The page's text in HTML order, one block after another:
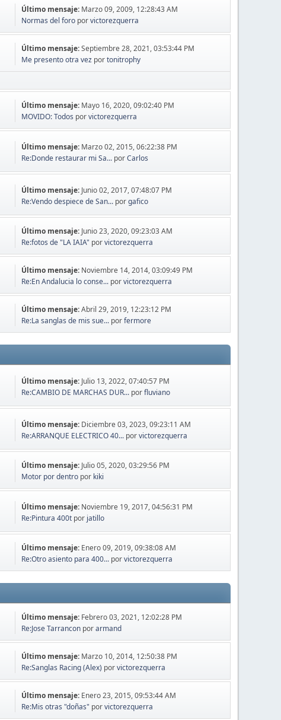
Último mensaje: Marzo 09, 2009, 12:28:43 AM
Normas del foro porvictorezquerra
Último mensaje:Septiembre 28, 2021, 03:53:44 PM
Me presento otra vez portonitrophy
Último mensaje: Mayo 16, 2020, 09:02:40 PM
MOVIDO: Todos porvictorezquerra
Último mensaje: Marzo 02, 2015, 06:22:38 PM
Re:Donde restaurar mi Sa... porCarlos
Último mensaje: Junio 02, 2017, 07:48:07 PM
Re:Vendo despiece de San... porgafico
Último mensaje: Junio 23, 2020, 09:23:03 AM
Re:fotos de "LA IAIA" porvictorezquerra
Último mensaje: Noviembre 14, 2014, 03:09:49 PM
Re:En Andalucia lo conse... porvictorezquerra
Último mensaje:Abril 29, 2019, 12:23:12 PM
Re:La sanglas de mis sue... porfermore
Último mensaje: Julio 13, 2022, 07:40:57 PM
Re:CAMBIO DE MARCHAS DUR... porfluviano
Último mensaje: Diciembre 03, 2023, 09:23:11 AM
Re:ARRANQUE ELECTRICO 40... porvictorezquerra
Último mensaje: Julio 05, 2020, 03:29:56 PM
Motor por dentro por kiki
Último mensaje: Noviembre 19, 2017, 04:56:31 PM
Re:Pintura 400t por jatillo
Último mensaje: Enero 09, 2019, 09:38:08 AM
Re:Otro asiento para 400... porvictorezquerra
Último mensaje: Febrero 03, 2021, 12:02:28 PM
Re:Jose Tarrancon porarmand
Último mensaje: Marzo 10, 2014, 12:50:38 PM
Re:Sanglas Racing (Alex) porvictorezquerra
Último mensaje: Enero 23, 2015, 09:53:44 AM
Re:Mis otras "doñas" porvictorezquerra